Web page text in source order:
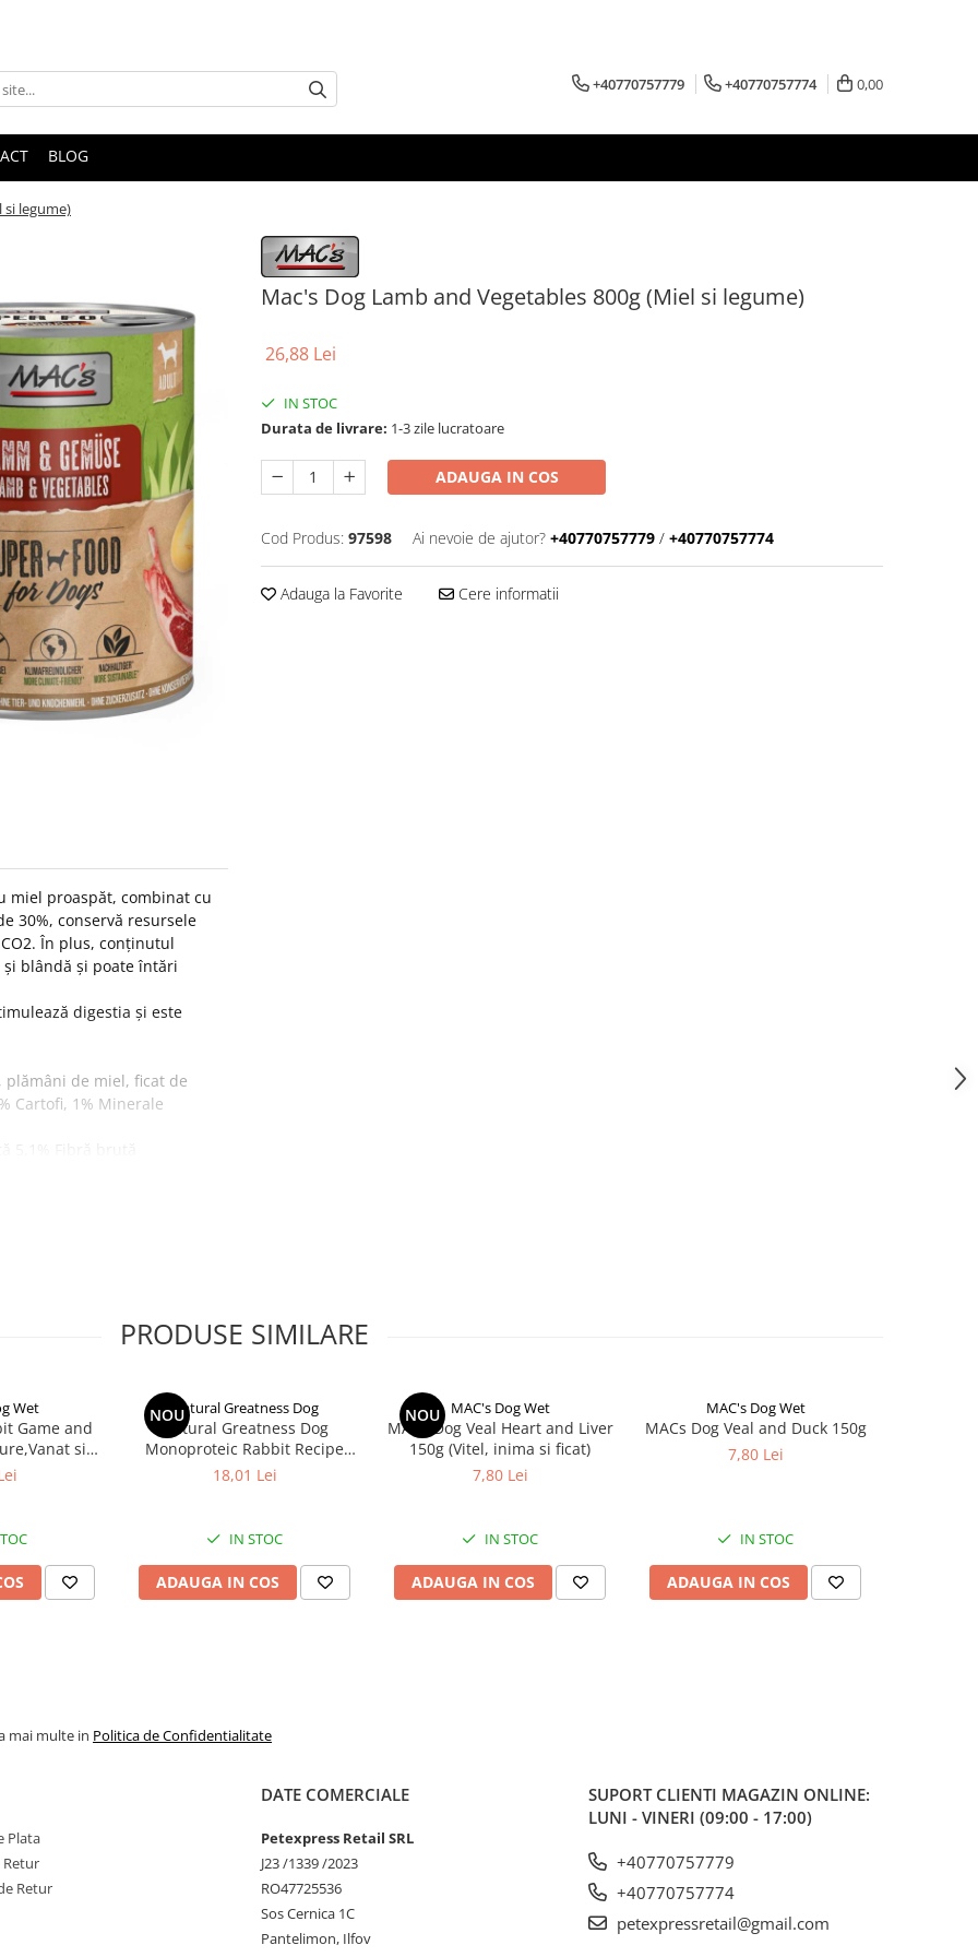
+40770757779 +40770757774 0,00
BLOG
si legume)
Mac's Dog Lamb and Vegetables 800g (Miel si legume)
26,88 Lei
IN STOC
Durata de livrare: 1-3 zile lucratoare
ADAUGA IN COS
Cod Produs: 97598 Ai nevoie de ajutor? +40770757779 / +40770757774
Adauga la Favorite Cere informatii
miel proaspăt, combinat cu
30%, conservă resursele
În plus, conținutul
blândă și poate întări
digestia și este
plămâni de miel, ficat de
Cartofi, 1% Minerale
PRODUSE SIMILARE
Wet
Game and
si
NOUNatural Greatness Dog
Natural Greatness Dog
Monoproteic Rabbit Recipe
400g
18,01 Lei
IN STOC
ADAUGA IN COS
NOU MAC's Dog Wet
MACs Dog Veal Heart and Liver
150g (Vitel, inima si ficat)
7,80 Lei
IN STOC
ADAUGA IN COS
MAC's Dog Wet
MACs Dog Veal and Duck 150g
7,80 Lei
IN STOC
ADAUGA IN COS
mai multe in Politica de Confidentialitate
Plata
Retur
Retur
DATE COMERCIALE
Petexpress Retail SRL
J23 /1339 /2023
RO47725536
Sos Cernica 1C
Pantelimon, Ilfov
SUPORT CLIENTI MAGAZIN ONLINE:
LUNI - VINERI (09:00 - 17:00)
+40770757779
+40770757774
petexpressretail@gmail.com